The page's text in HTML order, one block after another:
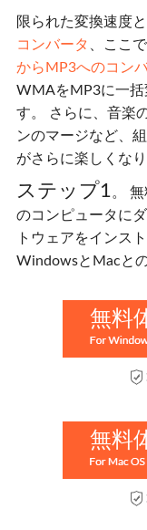
限られた変換速度
コンバータ 、ここ
からMP3へのコン
WMAをMP3に一括
す。 さらに、音楽
ンのマージなど、
がさらに楽しくなり
ステップ1。
のコンピュータに
トウェアをインス
WindowsとMacと
無料
無料